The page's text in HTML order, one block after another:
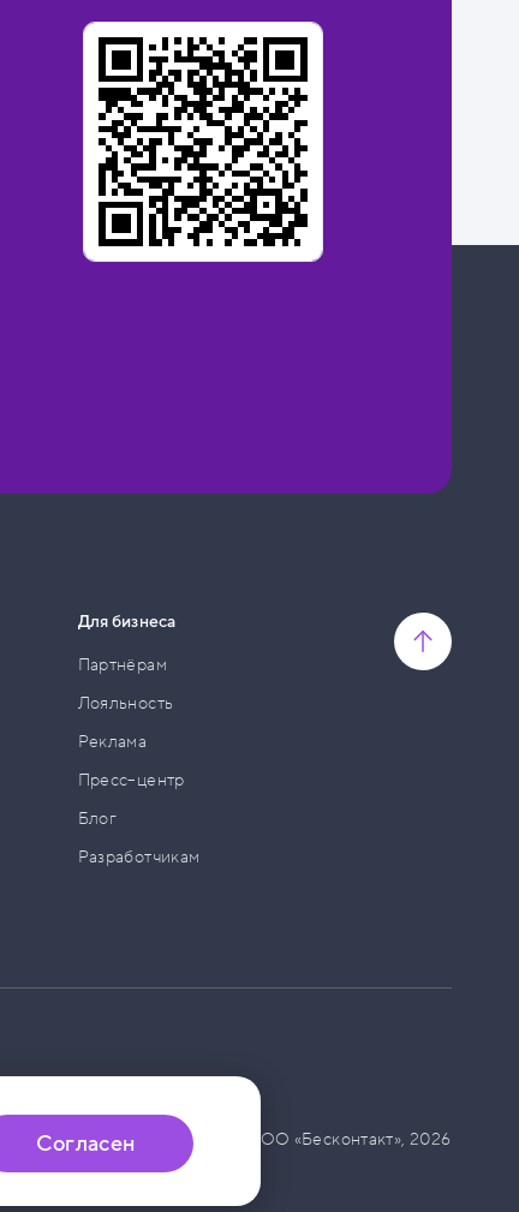
Для бизнеса
Партнёрам
Лояльность
Реклама
Пресс–центр
Блог
Разработчикам
© ООО «Бесконтакт», 2026
Согласен